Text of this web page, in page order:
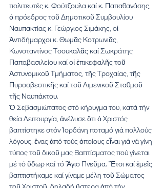
πολιτευτές κ. Φούτζουλα καί κ. Παπαθανάσης,
ὁ πρόεδρος τοῦ Δημοτικοῦ Συμβουλίου
Ναυπακτίας κ. Γεώργιος Σιμάκης, οἱ
Ἀντιδήμαρχοι κ. Θωμᾶς Κοτρωνιᾶς,
Κωνσταντίνος Τσουκαλᾶς καί Σωκράτης
Παπαβασιλείου καί οἱ ἐπικεφαλῆς τοῦ
Ἀστυνομικοῦ Τμήματος, τῆς Τροχαίας, τῆς
Πυροσβεστικῆς καί τοῦ Λιμενικοῦ Σταθμοῦ
τῆς Ναυπάκτου.
Ὁ Σεβασμιώτατος στό κήρυγμα του, κατά τήν
θεία Λειτουργία, ἀνέλυσε ὅτι ὁ Χριστός
βαπτίστηκε στόν Ἰορδάνη ποταμό γιά πολλούς
λόγους, ἕνας ἀπό τούς ὁποίους εἶναι γιά νά γίνη
τύπος τοῦ δικοῦ μας Βαπτίσματος πού γίνεται
μέ τό ὕδωρ καί τό Ἅγιο Πνεῦμα. Ἔτσι καί ἐμεῖς
βαπτιστήκαμε καί γίναμε μέλη τοῦ Σώματος